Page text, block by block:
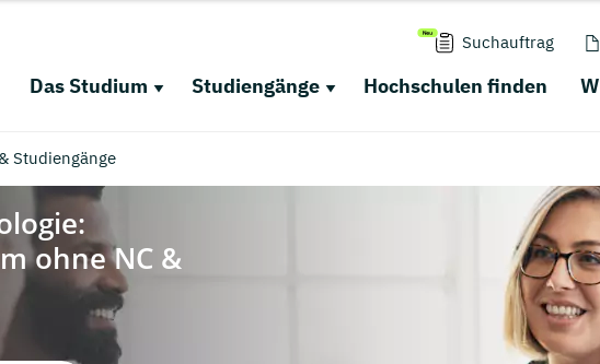
Suchauftrag
Das Studium Studiengänge Hochschulen finden
Studiengänge